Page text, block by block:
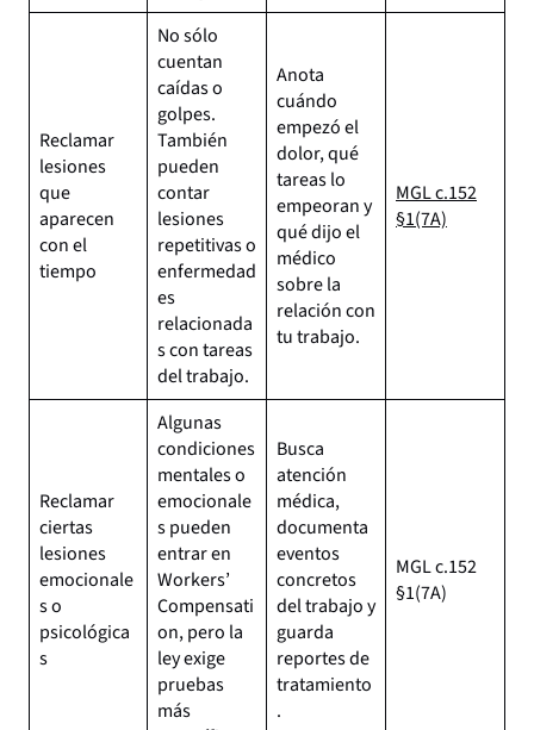
Reclamar
lesiones
que
aparecen
con el
tiempo
No sólo
cuentan
caídas o
golpes.
También
pueden
contar
lesiones
repetitivas o
enfermedad
es
relacionada
s con tareas
del trabajo.
Anota
cuándo
empezó el
dolor, qué
tareas lo
empeoran y
qué dijo el
médico
sobre la
relación con
tu trabajo.
MGL c.152
§1(7A)
Reclamar
ciertas
lesiones
emocionale
s o
psicológica
s
Algunas
condiciones
mentales o
emocionale
s pueden
entrar en
Workers’
Compensati
on, pero la
ley exige
pruebas
más
Busca
atención
médica,
documenta
eventos
concretos
del trabajo y
guarda
reportes de
tratamiento
.
MGL c.152
§1(7A)